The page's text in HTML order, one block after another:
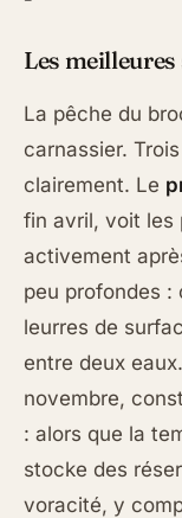
Les
La pêche du
carnassier.
clairement. Le
fin avril, voit les
activement
peu profondes :
leurres de
entre deux
novembre,
: alors que la
stocke des
voracité, y